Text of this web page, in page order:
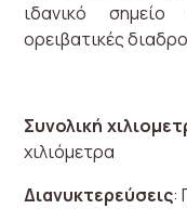
ιδανικό
ορειβατικές
Συνολική
χιλιόμετρα
Διανυκτερεύσεις: